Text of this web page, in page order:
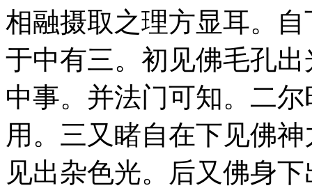
相融摄取之理方显耳。
于中有三。初见佛毛孔
中事。并法门可知。二
用。三又睹自在下见佛
见出杂色光。后又佛身